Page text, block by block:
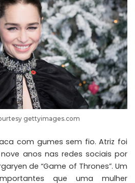
gettyimages.com
com gumes sem fio. Atriz foi
anos nas redes sociais por
de “Game of Thrones”. Um
que uma mulher